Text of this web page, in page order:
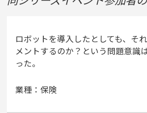
ロボットを導入したとしても、そ
メントするのか？という問題意識
った。
業種：保険